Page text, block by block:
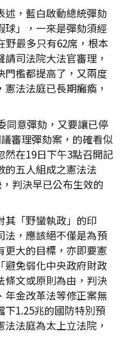
述，藍白啟動總統彈劾
球」，一來是彈劾須經
野最多只有62席，根本
司法院大法官審理，
門檻都提高了，又兩度
法法庭已長期癱瘓，
同意彈劾，又要讓已停
審理彈劾案，的確看似
在19日下午3點召開記
的五人組成之憲法法
判決早已公布生效的
其「野蠻執政」的印
法，應該絕不僅是為預
更大的目標，亦即要憲
避免弱化中央政府財政
條文或原則為由，判決
年金改革法等修正案無
1.25兆的國防特別預
法庭為太上立法院，